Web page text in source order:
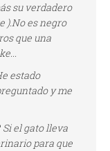
su verdadero
).No es negro
que una
estado
y me
Si el gato lleva
para que